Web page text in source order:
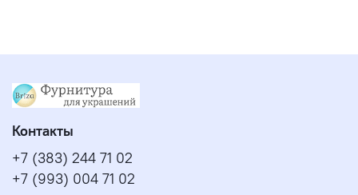
Контакты
+7 (383) 244 71 02
+7 (993) 004 71 02